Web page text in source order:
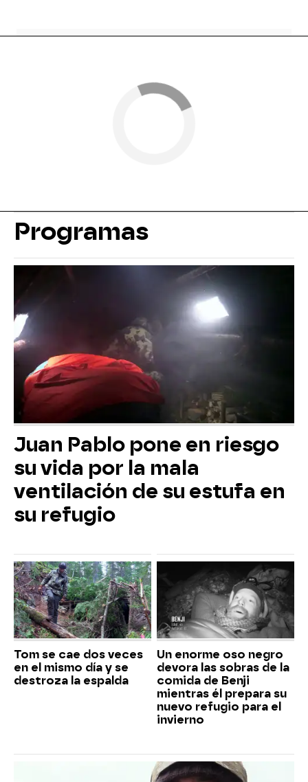
Programas
Juan Pablo pone en riesgo
su vida por la mala
ventilación de su estufa en
su refugio
Tom se cae dos veces
en el mismo día y se
destroza la espalda
Un enorme oso negro
devora las sobras de la
comida de Benji
mientras él prepara su
nuevo refugio para el
invierno